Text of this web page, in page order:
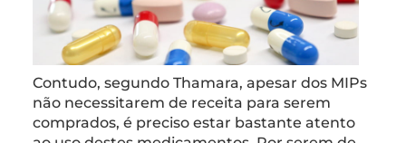
Contudo, segundo Thamara, apesar dos MIPs
não necessitarem de receita para serem
comprados, é preciso estar bastante atento